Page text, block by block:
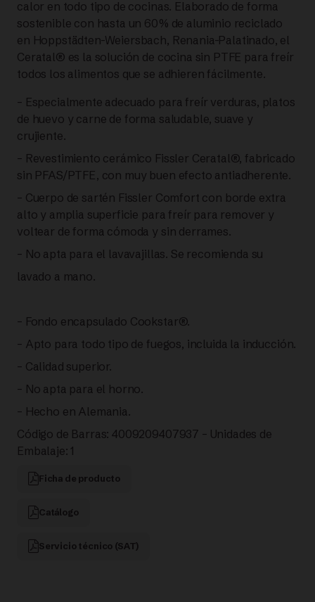
CM |
FISSLER
cantidad
calor en todo tipo de cocinas. Elaborado de forma
sostenible con hasta un 60% de aluminio reciclado
en Hoppstädten-Weiersbach, Renania-Palatinado, el
Ceratal® es la solución de cocina sin PTFE para freír
todos los alimentos que se adhieren fácilmente.
– Especialmente adecuado para freír verduras, platos
de huevo y carne de forma saludable, suave y
crujiente.
– Revestimiento cerámico Fissler Ceratal®, fabricado
sin PFAS/PTFE, con muy buen efecto antiadherente.
– Cuerpo de sartén Fissler Comfort con borde extra
alto y amplia superficie para freír para remover y
voltear de forma cómoda y sin derrames.
– No apta para el lavavajillas. Se recomienda su
lavado a mano.
– Fondo encapsulado Cookstar®.
– Apto para todo tipo de fuegos, incluida la inducción.
– Calidad superior.
– No apta para el horno.
– Hecho en Alemania.
Código de Barras: 4009209407937 – Unidades de
Embalaje: 1
Ficha de producto
Catálogo
Servicio técnico (SAT)